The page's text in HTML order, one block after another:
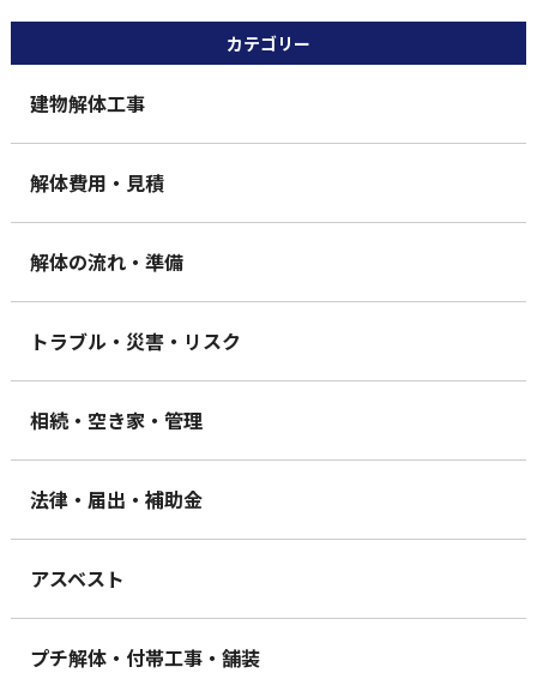
カテゴリー
建物解体工事
解体費用・見積
解体の流れ・準備
トラブル・災害・リスク
相続・空き家・管理
法律・届出・補助金
アスベスト
プチ解体・付帯工事・舗装